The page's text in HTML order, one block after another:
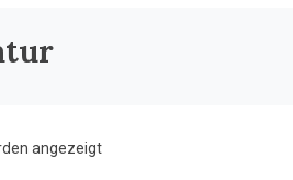
angezeigtNach